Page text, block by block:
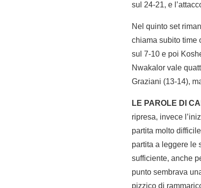
sul 24-21, e
Nel quinto set
chiama subito time
sul 7-10 e poi
Nwakalor vale
Graziani (13-14),
LE PAROLE DI
ripresa, invece
partita molto
partita a leggere le
sufficiente, anche
punto sembrava
pizzico di